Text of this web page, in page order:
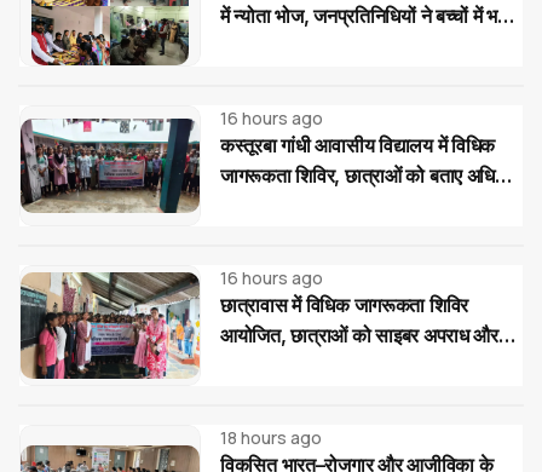
में न्योता भोज, जनप्रतिनिधियों ने बच्चों में भरी
16 hours ago
कस्तूरबा गांधी आवासीय विद्यालय में विधिक
जागरूकता शिविर, छात्राओं को बताए अधिकार
16 hours ago
छात्रावास में विधिक जागरूकता शिविर
आयोजित, छात्राओं को साइबर अपराध और
18 hours ago
विकसित भारत–रोजगार और आजीविका के